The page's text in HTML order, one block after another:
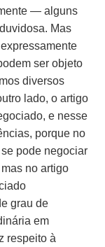
— alguns
Mas
ser objeto
diversos
lado, o artigo
e nesse
porque no
pode negociar
no artigo
grau de
em
respeito à